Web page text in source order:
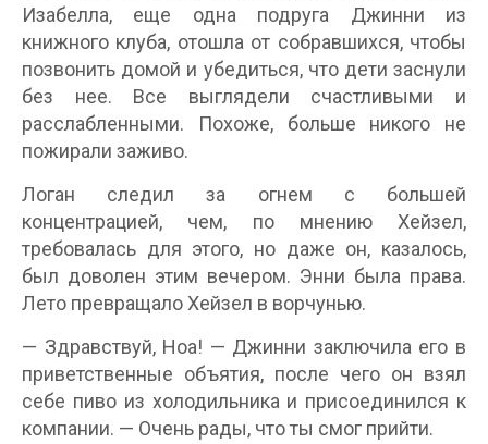
Изабелла, еще одна подруга Джинни из
книжного клуба, отошла от собравшихся, чтобы
позвонить домой и убедиться, что дети заснули
без нее. Все выглядели счастливыми и
расслабленными. Похоже, больше никого не
пожирали заживо.
Логан следил за огнем с большей
концентрацией, чем, по мнению Хейзел,
требовалась для этого, но даже он, казалось,
был доволен этим вечером. Энни была права.
Лето превращало Хейзел в ворчунью.
— Здравствуй, Ноа! — Джинни заключила его в
приветственные объятия, после чего он взял
себе пиво из холодильника и присоединился к
компании. — Очень рады, что ты смог прийти.